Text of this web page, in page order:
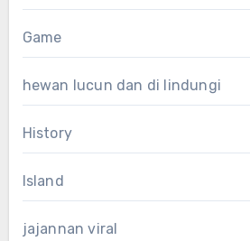
Game
hewan lucun dan di lindungi
History
Island
jajannan viral